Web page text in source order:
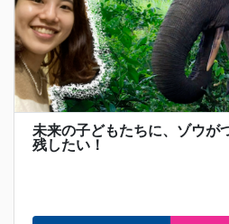
未来の子どもたちに、ゾウが
残したい！